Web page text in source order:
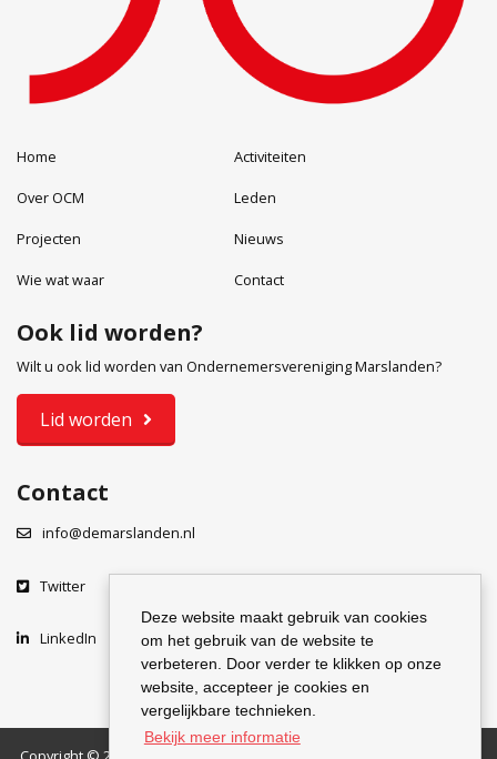
Deze website maakt gebruik van cookies
om het gebruik van de website te
verbeteren. Door verder te klikken op onze
website, accepteer je cookies en
vergelijkbare technieken.
Bekijk meer informatie
Home Activiteiten
Over OCM Leden
Projecten Nieuws
Wie wat waar Contact
Ook lid worden?
Wilt u ook lid worden van Ondernemersvereniging Marslanden?
Lid worden
Contact
info@demarslanden.nl
Twitter
LinkedIn